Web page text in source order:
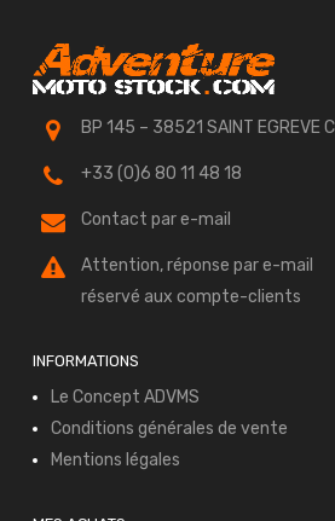
BP 145 – 38521 SAINT EGREVE
+33 (0)6 80 11 48 18
Contact par e-mail
Attention, réponse par e-mail
réservé aux compte-clients
INFORMATIONS
Le Concept ADVMS
Conditions générales de vente
Mentions légales